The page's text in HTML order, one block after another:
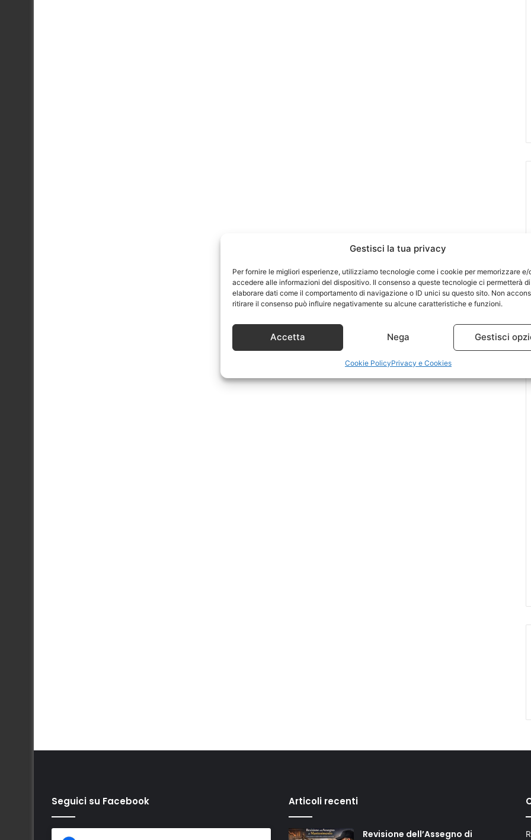
Gestisci la tua privacy
Per fornire le migliori esperienze, utilizziamo tecnologie come i cookie per memorizzare e/
accedere alle informazioni del dispositivo. Il consenso a queste tecnologie ci permetterà di
elaborare dati come il comportamento di navigazione o ID unici su questo sito. Non
ritirare il consenso può influire negativamente su alcune caratteristiche e funzioni.
Accetta Nega Gestisci
Cookie PolicyPrivacy e Cookies
Seguici su Facebook Articoli recenti
Revisione dell’Assegno di